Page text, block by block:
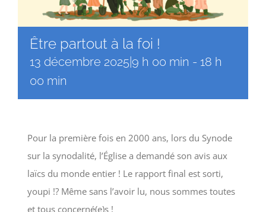
Être partout à la foi !
13 décembre 2025|9 h 00 min - 18 h
00 min
Pour la première fois en 2000 ans, lors du Synode
sur la synodalité, l’Église a demandé son avis aux
laïcs du monde entier ! Le rapport final est sorti,
youpi !? Même sans l’avoir lu, nous sommes toutes
et tous concerné(e)s !